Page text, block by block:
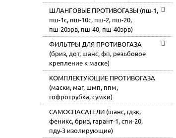
ШЛАНГОВЫЕ ПРОТИВОГАЗЫ (пш-1,
пш-1с, пш-10с, пш-2, пш-20,
пш-20эрв, пш-40, пш-40эрв)
ФИЛЬТРЫ ДЛЯ ПРОТИВОГАЗА
(бриз, дот, шанс, фп, резьбовое
крепление к маске)
КОМПЛЕКТУЮЩИЕ ПРОТИВОГАЗА
(маски, маг, шмп, ппм,
гофротрубка, сумки)
САМОСПАСАТЕЛИ (шанс, гдзк,
феникс, бриз, гарант-1, спи-20,
пду-3 изолирующие)